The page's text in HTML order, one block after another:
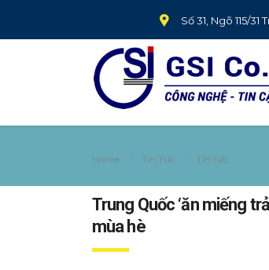
Số 31, Ngõ 115/
Home Tin Tức Tin tức
Trung Quốc ‘ăn miếng
mùa hè